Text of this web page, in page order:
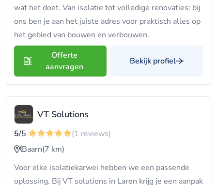
wat het doet. Van isolatie tot volledige renovaties: bij
ons ben je aan het juiste adres voor praktisch alles op
het gebied van bouwen en verbouwen.
Offerte
aanvragen
Bekijk profiel
VT Solutions
5/5
(1 reviews)
Baarn(7 km)
Voor elke isolatiekarwei hebben we een passende
oplossing. Bij VT solutions in Laren krijg je een aanpak